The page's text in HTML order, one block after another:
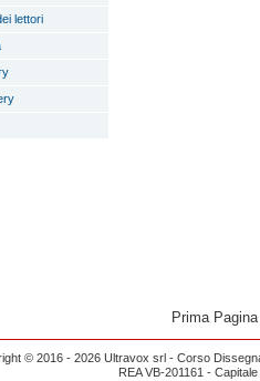
lettori
Prima Pagina
© 2016 - 2026 Ultravox srl - Corso
REA VB-201161 -